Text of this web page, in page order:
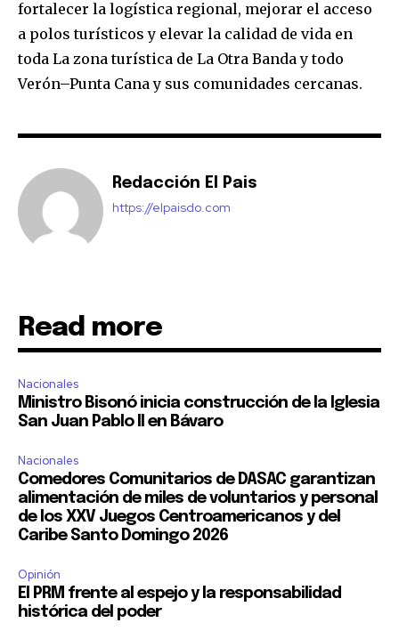
fortalecer la logística regional, mejorar el acceso
a polos turísticos y elevar la calidad de vida en
toda La zona turística de La Otra Banda y todo
Verón–Punta Cana y sus comunidades cercanas.
Redacción El Pais
https://elpaisdo.com
Read more
Nacionales
Ministro Bisonó inicia construcción de la Iglesia
San Juan Pablo II en Bávaro
Nacionales
Comedores Comunitarios de DASAC garantizan
alimentación de miles de voluntarios y personal
de los XXV Juegos Centroamericanos y del
Caribe Santo Domingo 2026
Opinión
El PRM frente al espejo y la responsabilidad
histórica del poder